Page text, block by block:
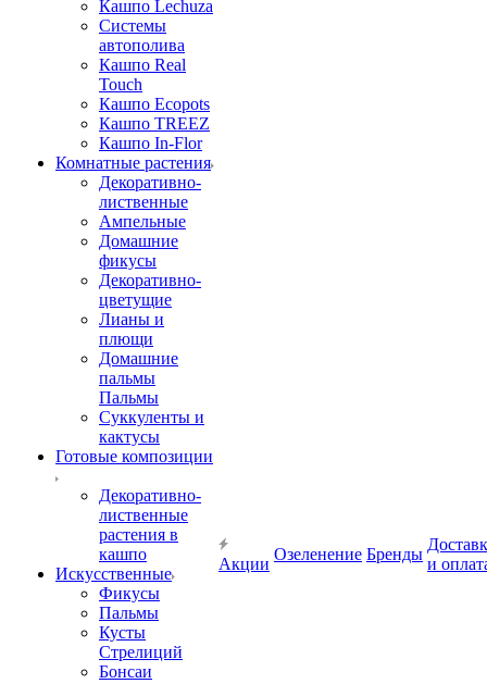
Кашпо Lechuza
Системы
автополива
Кашпо Real
Touch
Кашпо Ecopots
Кашпо TREEZ
Кашпо In-Flor
Комнатные растения
Декоративно-
лиственные
Ампельные
Домашние
фикусы
Декоративно-
цветущие
Лианы и
плющи
Домашние
пальмы
Пальмы
Суккуленты и
кактусы
Готовые композиции
Декоративно-
лиственные
растения в
кашпо
Искусственные
Фикусы
Пальмы
Кусты
Стрелиций
Бонсаи
Акции
Озеленение Бренды
и